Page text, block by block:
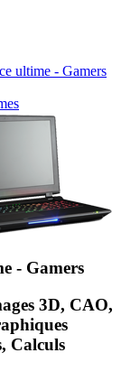
- Gamers
3D, CAO,
Calculs